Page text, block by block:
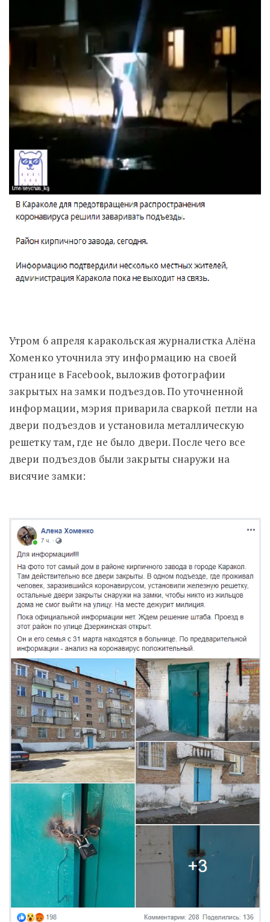
Утром 6 апреля каракольская журналистка Алёна
Хоменко уточнила эту информацию на своей
странице в Facebook, выложив фотографии
закрытых на замки подъездов. По уточненной
информации, мэрия приварила сваркой петли на
двери подъездов и установила металлическую
решетку там, где не было двери. После чего все
двери подъездов были закрыты снаружи на
висячие замки: